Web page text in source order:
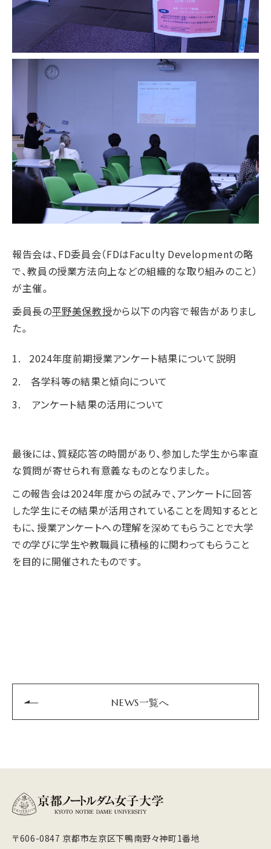
報告会は、FD委員会（FDはFaculty Developmentの略
で、教員の授業方法向上などの組織的な取り組みのこと）
が主催。
委員長の平野美保教授から以下の内容で報告がありまし
た。
1. 2024年度前期授業アンケート結果について説明
2. 各学科等の結果と傾向について
3. アンケート結果の活用について
最後には、質疑応答の時間があり、参加した学生から率直
な質問が寄せられ有意義なものとなりました。
この報告会は2024年度からの試みで、アンケートに回答
した学生にその結果が活用されていることを周知するとと
もに、授業アンケートへの理解を深めてもらうことで大学
での学びに学生や教職員に積極的に関わってもらうこと
を目的に開催されたものです。
NEWS一覧へ
〒606-0847 京都市左京区下鴨南野々神町1番地